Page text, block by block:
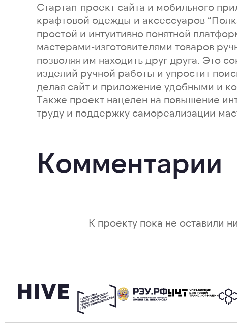
Стартап-проект сайта и мобильного
крафтовой одежды и аксессуаров
простой и интуитивно понятной
мастерами-изготовителями товаров
позволяя им находить друг друга. Это
изделий ручной работы и упростит
делая сайт и приложение удобными и
Также проект нацелен на повышение
труду и поддержку самореализации
Комментарии
К проекту пока не оставили